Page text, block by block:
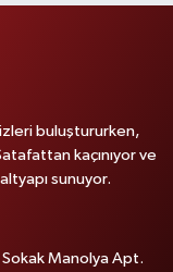
buluştururken,
kaçınıyor ve
sunuyor.
Manolya Apt.